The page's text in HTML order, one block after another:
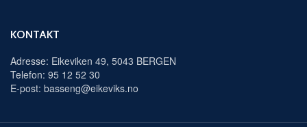
KONTAKT
Adresse: Eikeviken 49, 5043 BERGEN
Telefon: 95 12 52 30
E-post: basseng@eikeviks.no